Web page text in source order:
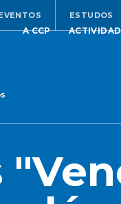
ESTUDOS
A CCP